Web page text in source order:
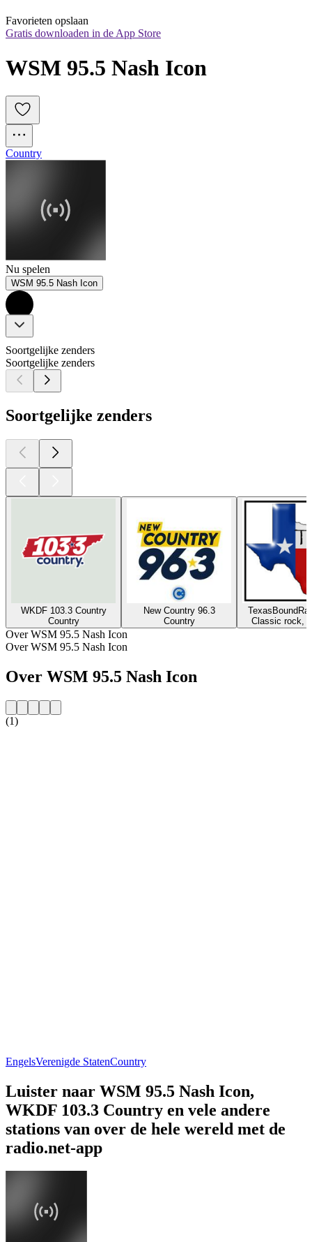
Favorieten opslaan
Gratis downloaden in de App Store
WSM 95.5 Nash Icon
Country
Nu spelen
WSM 95.5 Nash Icon
Soortgelijke zenders
Soortgelijke zenders
Soortgelijke zenders
WKDF 103.3 Country
Country
New Country 96.3
Country
Classic rock,
Over WSM 95.5 Nash Icon
Over WSM 95.5 Nash Icon
Over WSM 95.5 Nash Icon
(1)
EngelsVerenigde StatenCountry
Luister naar WSM 95.5 Nash Icon,
WKDF 103.3 Country en vele andere
stations van over de hele wereld met de
radio.net-app